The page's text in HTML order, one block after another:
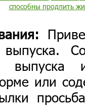
способны продлить
выпуска
или